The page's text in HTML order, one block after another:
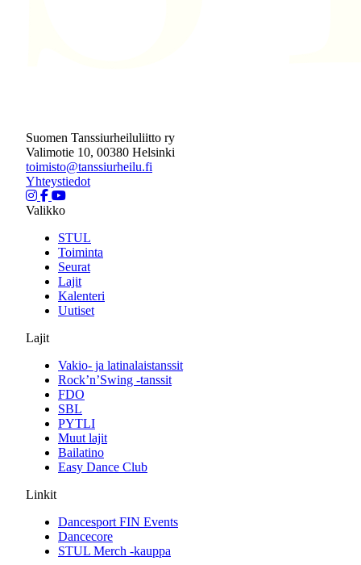
Suomen Tanssiurheiluliitto ry
Valimotie 10, 00380 Helsinki
toimisto@tanssiurheilu.fi
Yhteystiedot
Valikko
STUL
Toiminta
Seurat
Lajit
Kalenteri
Uutiset
Lajit
Vakio- ja latinalaistanssit
Rock’n’Swing -tanssit
FDO
SBL
PYTLI
Muut lajit
Bailatino
Easy Dance Club
Linkit
Dancesport FIN Events
Dancecore
STUL Merch -kauppa